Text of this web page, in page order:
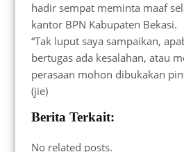
hadir sempat meminta maaf
kantor BPN Kabupaten Bekasi.
“Tak luput saya sampaikan,
bertugas ada kesalahan, atau
perasaan mohon dibukakan
(jie)
Berita Terkait:
No related posts.